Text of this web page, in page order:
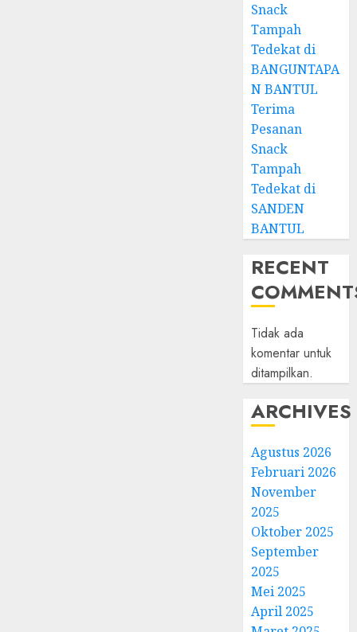
Snack
Tampah
Tedekat di
BANGUNTAPA
N BANTUL
Terima
Pesanan
Snack
Tampah
Tedekat di
SANDEN
BANTUL
RECENT
Tidak ada
komentar untuk
ditampilkan.
ARCHIVES
Agustus 2026
Februari 2026
November
2025
Oktober 2025
September
2025
Mei 2025
April 2025